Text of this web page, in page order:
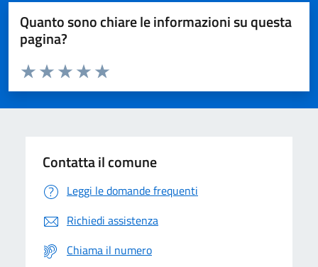
Quanto sono chiare le informazioni su questa
pagina?
Domanda
Valuta da 1 a 5 stelle la pagina
Valuta 5 stelle su 5
Valuta 4 stelle su 5
Valuta 3 stelle su 5
Valuta 2 stelle su 5
Valuta 1 stelle su 5
Contatta il comune
Leggi le domande frequenti
Richiedi assistenza
Chiama il numero